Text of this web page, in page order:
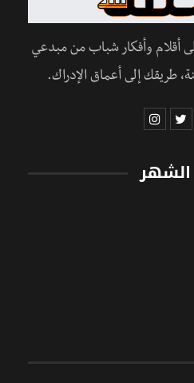
أقلام وأفكار شباب من مبدعي
طريقك إلى أعماق الإدراك.